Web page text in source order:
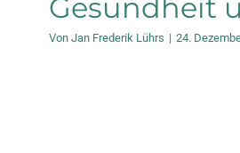
Gesundheit
Von Jan Frederik Lührs | 24.